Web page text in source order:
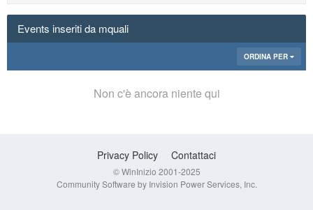
Events inseriti da mquali
ORDINA PER
Non c'è ancora niente qui
Privacy Policy Contattaci
© WinInizio 2001-2025
Community Software by Invision Power Services, Inc.